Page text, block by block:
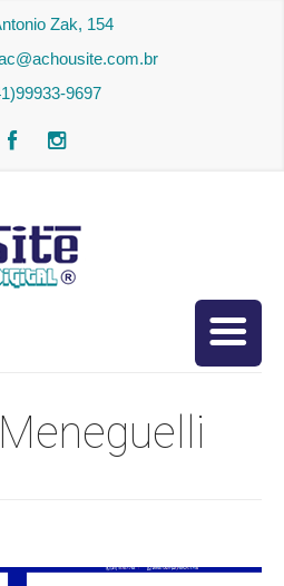
Zak, 154
9697